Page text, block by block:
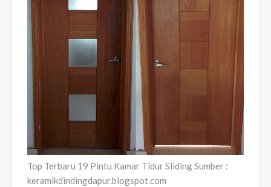
Top Terbaru 19 Pintu Kamar Tidur Sliding Sumber :
keramikdindingdapur.blogspot.com